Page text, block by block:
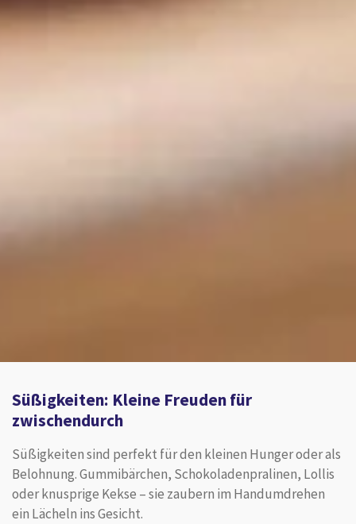
Süßigkeiten: Kleine Freuden für
zwischendurch
Süßigkeiten sind perfekt für den kleinen Hunger oder als
Belohnung. Gummibärchen, Schokoladenpralinen, Lollis
oder knusprige Kekse – sie zaubern im Handumdrehen
ein Lächeln ins Gesicht.